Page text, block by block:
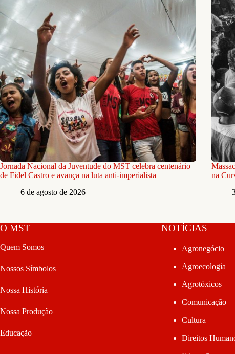
Jornada Nacional da Juventude do MST celebra centenário
de Fidel Castro e avança na luta anti-imperialista
6 de agosto de 2026
na
O MST
Quem Somos
Nossos Símbolos
Nossa História
Nossa Produção
Educação
NOTÍCIAS
Agronegócio
Agroecologia
Agrotóxicos
Comunicação
Cultura
Direitos